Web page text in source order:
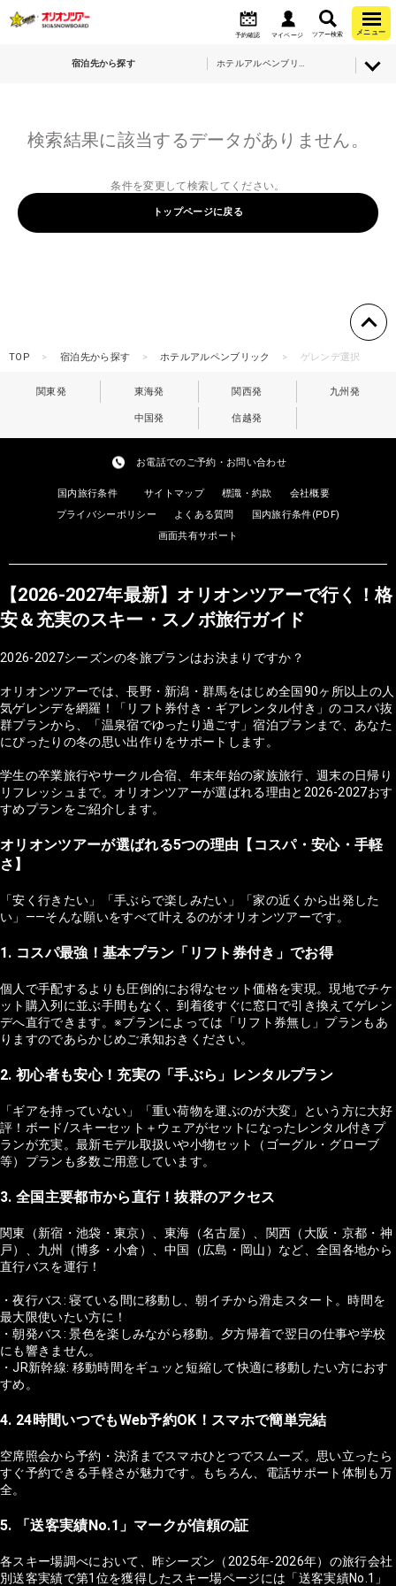
予約確認 マイページ ツアー検索 メニュー
宿泊先から探す
検索結果に該当するデータがありません。
条件を変更して検索してください。
トップページに戻る
TOP 宿泊先から探す ホテルアルペンブリック ゲレンデ選択
関東発 東海発 関西発 九州発
中国発 信越発
お電話でのご予約・お問い合わせ
国内旅行条件 サイトマップ 標識・約款
会社概要
プライバシーポリシー
よくある質問
国内旅行条件(PDF)
画面共有サポート
【2026-2027年最新】オリオンツアーで行く！格
安＆充実のスキー・スノボ旅行ガイド
2026-2027シーズンの冬旅プランはお決まりですか？
オリオンツアーでは、長野・新潟・群馬をはじめ全国90ヶ所以上の人
気ゲレンデを網羅！「リフト券付き・ギアレンタル付き」のコスパ抜
群プランから、「温泉宿でゆったり過ごす」宿泊プランまで、あなた
にぴったりの冬の思い出作りをサポートします。
学生の卒業旅行やサークル合宿、年末年始の家族旅行、週末の日帰り
リフレッシュまで。オリオンツアーが選ばれる理由と2026-2027おす
すめプランをご紹介します。
オリオンツアーが選ばれる5つの理由【コスパ・安心・手軽
さ】
「安く行きたい」「手ぶらで楽しみたい」「家の近くから出発した
い」——そんな願いをすべて叶えるのがオリオンツアーです。
1. コスパ最強！基本プラン「リフト券付き」でお得
個人で手配するよりも圧倒的にお得なセット価格を実現。現地でチケ
ット購入列に並ぶ手間もなく、到着後すぐに窓口で引き換えてゲレン
デへ直行できます。※プランによっては「リフト券無し」プランもあ
りますのであらかじめご承知おきください。
2. 初心者も安心！充実の「手ぶら」レンタルプラン
「ギアを持っていない」「重い荷物を運ぶのが大変」という方に大好
評！ボード/スキーセット＋ウェアがセットになったレンタル付きプ
ランが充実。最新モデル取扱いや小物セット（ゴーグル・グローブ
等）プランも多数ご用意しています。
3. 全国主要都市から直行！抜群のアクセス
関東（新宿・池袋・東京）、東海（名古屋）、関西（大阪・京都・神
戸）、九州（博多・小倉）、中国（広島・岡山）など、全国各地から
直行バスを運行！
・夜行バス: 寝ている間に移動し、朝イチから滑走スタート。時間を
最大限使いたい方に！
・朝発バス: 景色を楽しみながら移動。夕方帰着で翌日の仕事や学校
にも響きません。
・JR新幹線: 移動時間をギュッと短縮して快適に移動したい方におす
すめ。
4. 24時間いつでもWeb予約OK！スマホで簡単完結
空席照会から予約・決済までスマホひとつでスムーズ。思い立ったら
すぐ予約できる手軽さが魅力です。もちろん、電話サポート体制も万
全。
5. 「送客実績No.1」マークが信頼の証
各スキー場調べにおいて、昨シーズン（2025年-2026年）の旅行会社
別送客実績で第1位を獲得したスキー場ページには「送客実績No.1」